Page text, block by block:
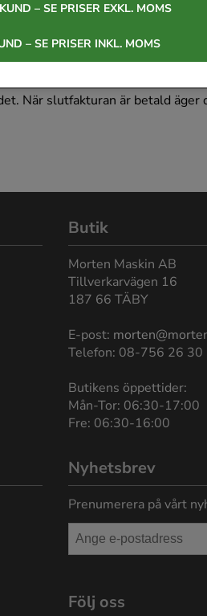
– SE PRISER EXKL. MOMS
– SE PRISER INKL. MOMS
efter kreditprövning. När
När slutfakturan är betald
Butik
Morten Maskin AB
Tillverkarvägen 16
187 66 TÄBY
E-post:
Telefon: 08-756 26 30
Butikens öppettider:
Mån-Tor: 06:30-17:00
Fre: 06:30-16:00
Nyhetsbrev
Prenumerera på vårt
Följ oss